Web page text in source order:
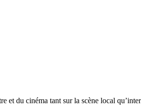
du cinéma tant sur la scène local